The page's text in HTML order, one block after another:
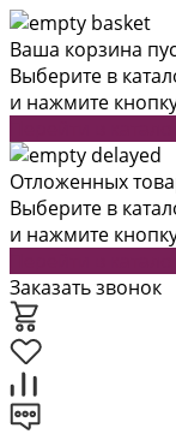
Ваша корзина
Выберите в
и нажмите
Отложенных
Выберите в
и нажмите
Заказать звонок